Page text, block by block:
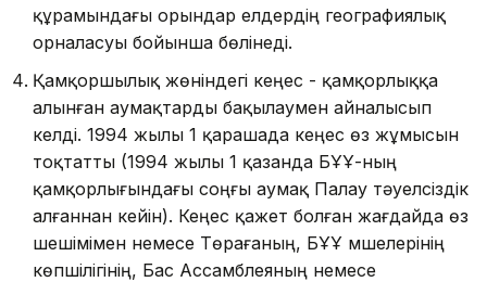
құрамындағы орындар елдердің географиялық
орналасуы бойынша бөлінеді.
Қамқоршылық жөніндегі кеңес - қамқорлыққа
алынған аумақтарды бақылаумен айналысып
келді. 1994 жылы 1 қарашада кеңес өз жұмысын
тоқтатты (1994 жылы 1 қазанда БҰҰ-ның
қамқорлығындағы соңғы аумақ Палау тәуелсіздік
алғаннан кейін). Кеңес қажет болған жағдайда өз
шешімімен немесе Төрағаның, БҰҰ мүшелерінің
көпшілігінің, Бас Ассамблеяның немесе